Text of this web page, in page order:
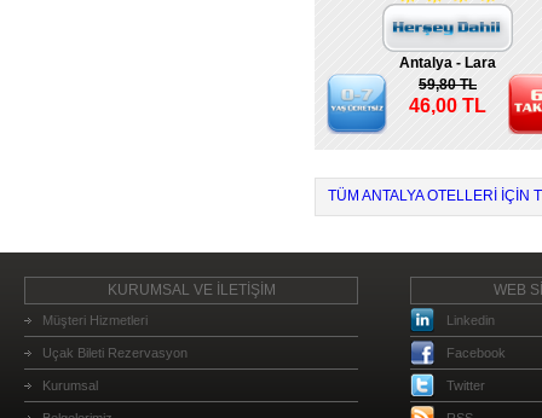
Antalya - Lara
59,80 TL
46,00 TL
TÜM ANTALYA OTELLERI IÇIN
KURUMSAL VE İLETİŞİM
Müşteri Hizmetleri
Uçak Bileti Rezervasyon
Kurumsal
WEB
Linkedin
Facebook
Twitter